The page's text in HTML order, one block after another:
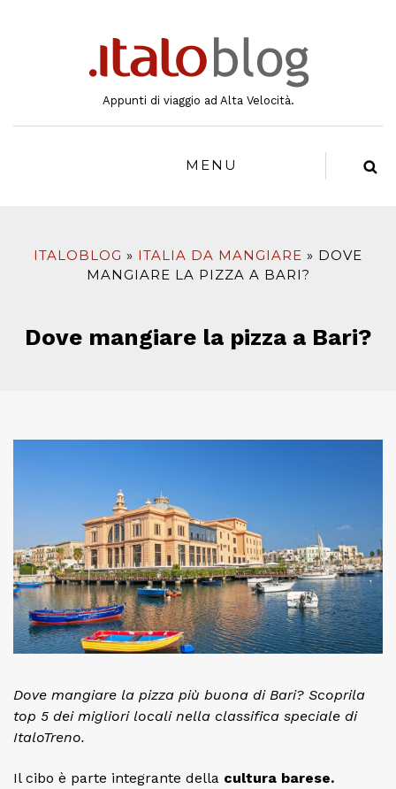
Appunti di viaggio ad Alta Velocità.
MENU
ITALOBLOG ITALIA DA MANGIARE
DOVE
MANGIARE LA PIZZA A BARI?
Dove mangiare la pizza a Bari?
Dove mangiare la pizza più buona di Bari? Scoprila
top 5 dei migliori locali nella classifica speciale di
ItaloTreno.
Il cibo è parte integrante della cultura barese.